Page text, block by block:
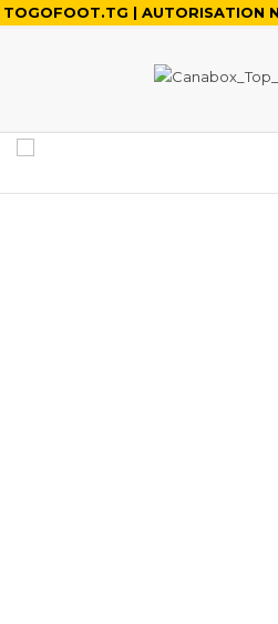
TOGOFOOT.TG | AUTORISATION